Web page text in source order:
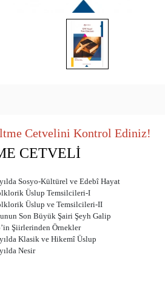
Cetvelini Kontrol Ediniz!
CETVELİ
Sosyo-Kültürel ve Edebî Hayat
Üslup Temsilcileri-I
Üslup ve Temsilcileri-II
Son Büyük Şairi Şeyh Galip
Şiirlerinden Örnekler
Klasik ve Hikemî Üslup
Nesir